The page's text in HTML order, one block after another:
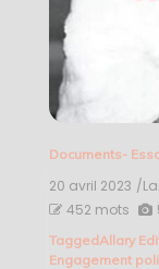
Documents-
20 avril 2023 /
452 mots
TaggedAllary
Engagement